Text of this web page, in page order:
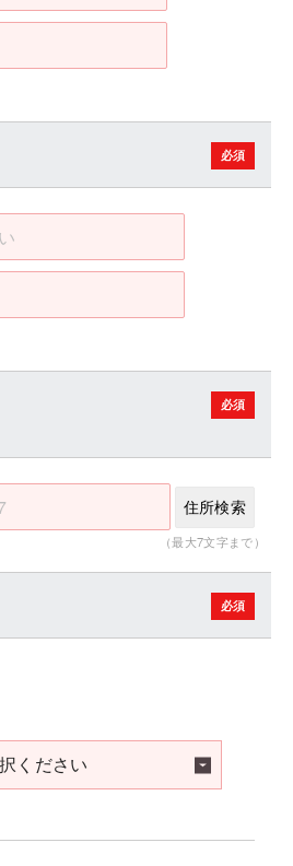
（最大7文字まで）
住所検索